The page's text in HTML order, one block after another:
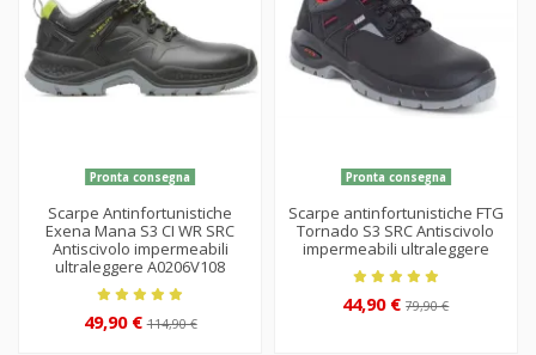
Pronta consegna
Scarpe Antinfortunistiche
Exena Mana S3 CI WR SRC
Antiscivolo impermeabili
ultraleggere A0206V108
49,90 €114,90 €
Pronta consegna
Scarpe antinfortunistiche FTG
Tornado S3 SRC Antiscivolo
impermeabili ultraleggere
44,90 €79,90 €